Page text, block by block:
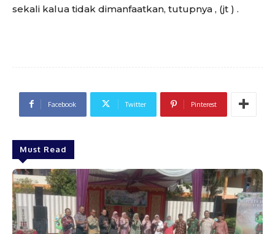
sekali kalua tidak dimanfaatkan, tutupnya , (jt ) .
Facebook Twitter Pinterest
Must Read